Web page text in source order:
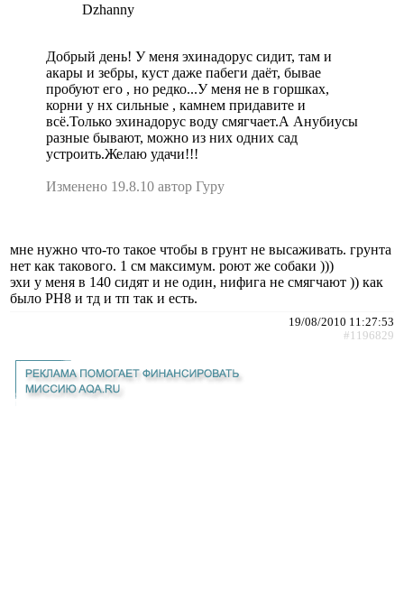
Dzhanny
Добрый день! У меня эхинадорус сидит, там и
акары и зебры, куст даже пабеги даёт, бывае
пробуют его , но редко...У меня не в горшках,
корни у нх сильные , камнем придавите и
всё.Только эхинадорус воду смягчает.А Анубиусы
разные бывают, можно из них одних сад
устроить.Желаю удачи!!!
Изменено 19.8.10 автор Гуру
мне нужно что-то такое чтобы в грунт не высаживать. грунта
нет как такового. 1 см максимум. роют же собаки )))
эхи у меня в 140 сидят и не один, нифига не смягчают )) как
было PH8 и тд и тп так и есть.
19/08/2010 11:27:53
#1196829